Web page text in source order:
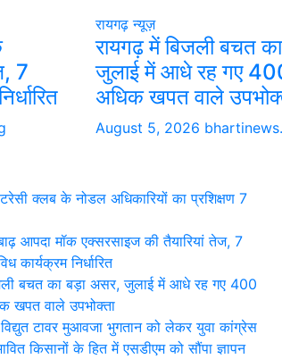
7
रायगढ़ न्यूज़
रायगढ़ में बिजली बचत
जुलाई में आधे रह गए
अधिक खपत वाले
August 5, 2026
क्लब के नोडल अधिकारियों का प्रशिक्षण 7
आपदा मॉक एक्सरसाइज की तैयारियां तेज, 7
कार्यक्रम निर्धारित
बचत का बड़ा असर, जुलाई में आधे रह गए 400
खपत वाले उपभोक्ता
विद्युत टावर मुआवजा भुगतान को लेकर युवा कांग्रेस
किसानों के हित में एसडीएम को सौंपा ज्ञापन